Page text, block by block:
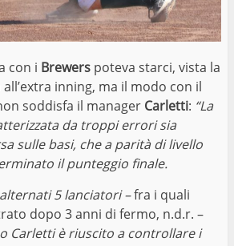
con i Brewers poteva starci, vista la
inning, ma il modo con il
soddisfa il manager Carletti: “La
da troppi errori sia
sulle basi, che a parità di livello
il punteggio finale.
5 lanciatori –fra i quali
dopo 3 anni di fermo, n.d.r. –
Carletti è riuscito a controllare i